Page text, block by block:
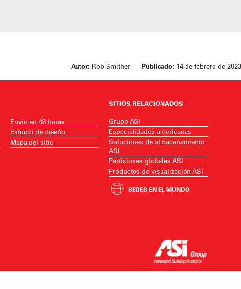
Autor: Rob Smither Publicado: 14 de febrero de 2023
Envío en 48 horas
Estudio de diseño
Mapa del sitio
SITIOS RELACIONADOS
Grupo ASI
Especialidades americanas
Soluciones de almacenamiento
ASI
Particiones globales ASI
Productos de visualización ASI
SEDES EN EL MUNDO